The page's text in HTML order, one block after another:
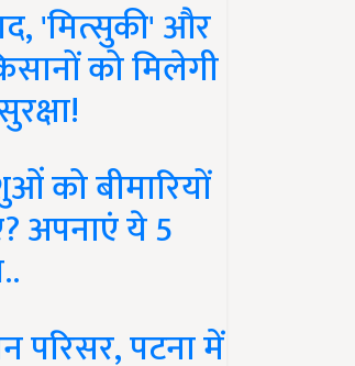
'मित्सुकी' और
को मिलेगी
को बीमारियों
अपनाएं ये 5
परिसर, पटना में